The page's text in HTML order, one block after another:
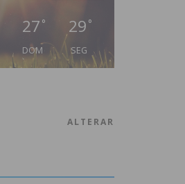
27 °
DOM
29 °
SEG
ALTERAR